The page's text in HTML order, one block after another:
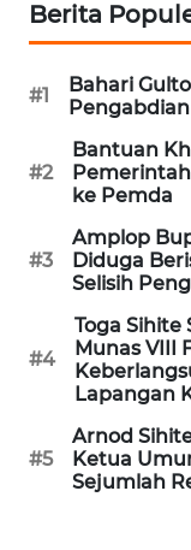
Berita
#1
Bahari
#2
Bantuan
ke Pemda
#3
Amplop
Diduga
Selisih
#4
Toga Sihite
Munas VIII
Lapangan
#5
Arnod
Ketua
Sejumlah
KALTENG
WN
KALTARA
WN
KALSEL
WN
KALTIM
WN
SULSEL
WN
GORONTALO